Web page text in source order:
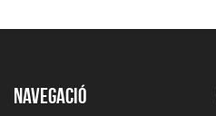
Navegació